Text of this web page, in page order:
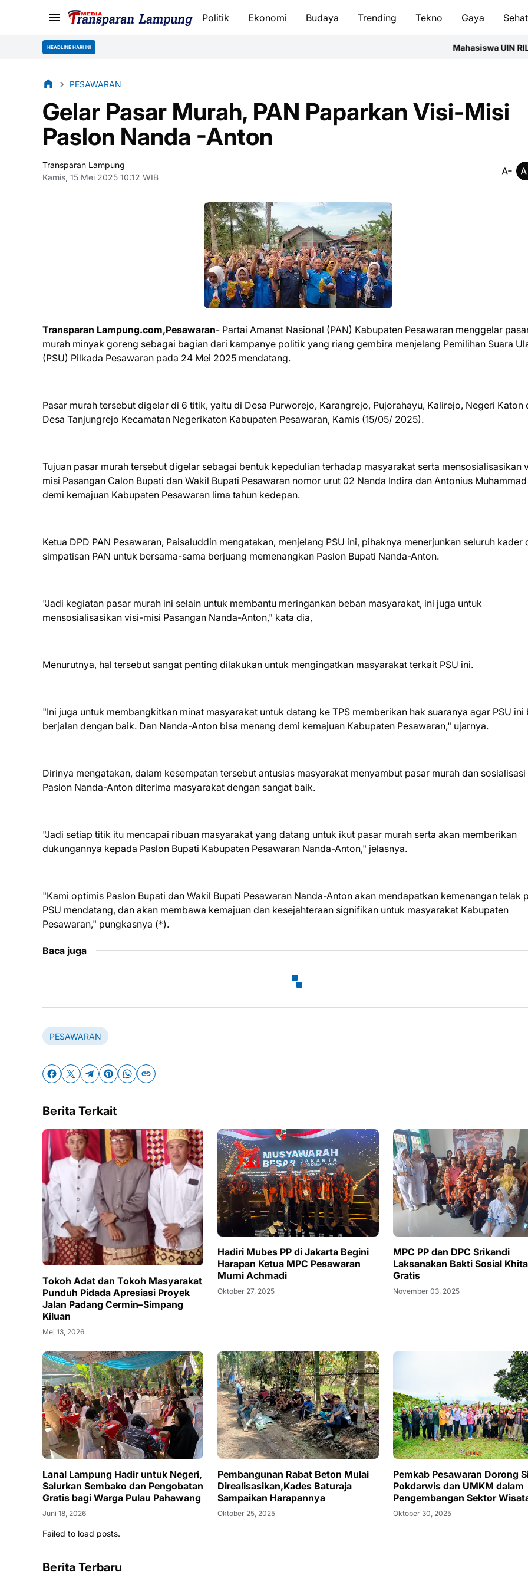
Politik Ekonomi Budaya Trending Tekno Gaya Sehat
HEADLINE HARI INI Mahasiswa UIN RIL Asah Menulis
PESAWARAN
Gelar Pasar Murah, PAN Paparkan Visi-Misi
Paslon Nanda -Anton
Transparan Lampung
Kamis, 15 Mei 2025 10:12 WIB
Transparan Lampung.com,Pesawaran- Partai Amanat Nasional (PAN) Kabupaten Pesawaran menggelar
murah minyak goreng sebagai bagian dari kampanye politik yang riang gembira menjelang Pemilihan Suara
(PSU) Pilkada Pesawaran pada 24 Mei 2025 mendatang.
Pasar murah tersebut digelar di 6 titik, yaitu di Desa Purworejo, Karangrejo, Pujorahayu, Kalirejo, Negeri Katon
Desa Tanjungrejo Kecamatan Negerikaton Kabupaten Pesawaran, Kamis (15/05/ 2025).
Tujuan pasar murah tersebut digelar sebagai bentuk kepedulian terhadap masyarakat serta mensosialisasikan
misi Pasangan Calon Bupati dan Wakil Bupati Pesawaran nomor urut 02 Nanda Indira dan Antonius
demi kemajuan Kabupaten Pesawaran lima tahun kedepan.
Ketua DPD PAN Pesawaran, Paisaluddin mengatakan, menjelang PSU ini, pihaknya menerjunkan seluruh kader
simpatisan PAN untuk bersama-sama berjuang memenangkan Paslon Bupati Nanda-Anton.
"Jadi kegiatan pasar murah ini selain untuk membantu meringankan beban masyarakat, ini juga untuk
mensosialisasikan visi-misi Pasangan Nanda-Anton," kata dia,
Menurutnya, hal tersebut sangat penting dilakukan untuk mengingatkan masyarakat terkait PSU ini.
"Ini juga untuk membangkitkan minat masyarakat untuk datang ke TPS memberikan hak suaranya agar PSU ini
berjalan dengan baik. Dan Nanda-Anton bisa menang demi kemajuan Kabupaten Pesawaran," ujarnya.
Dirinya mengatakan, dalam kesempatan tersebut antusias masyarakat menyambut pasar murah dan sosialisasi
Paslon Nanda-Anton diterima masyarakat dengan sangat baik.
"Jadi setiap titik itu mencapai ribuan masyarakat yang datang untuk ikut pasar murah serta akan memberikan
dukungannya kepada Paslon Bupati Kabupaten Pesawaran Nanda-Anton," jelasnya.
"Kami optimis Paslon Bupati dan Wakil Bupati Pesawaran Nanda-Anton akan mendapatkan kemenangan telak
PSU mendatang, dan akan membawa kemajuan dan kesejahteraan signifikan untuk masyarakat Kabupaten
Pesawaran," pungkasnya (*).
Baca juga
PESAWARAN
Berita Terkait
Tokoh Adat dan Tokoh Masyarakat
Punduh Pidada Apresiasi Proyek
Jalan Padang Cermin–Simpang
Kiluan
Mei 13, 2026
Hadiri Mubes PP di Jakarta Begini
Harapan Ketua MPC Pesawaran
Murni Achmadi
Oktober 27, 2025
MPC PP dan DPC Srikandi
Laksanakan Bakti Sosial
Gratis
November 03, 2025
Lanal Lampung Hadir untuk Negeri,
Salurkan Sembako dan Pengobatan
Gratis bagi Warga Pulau Pahawang
Juni 18, 2026
Pembangunan Rabat Beton Mulai
Direalisasikan,Kades Baturaja
Sampaikan Harapannya
Oktober 25, 2025
Pemkab Pesawaran Dorong
Pokdarwis dan UMKM dalam
Pengembangan Sektor
Oktober 30, 2025
Failed to load posts.
Berita Terbaru